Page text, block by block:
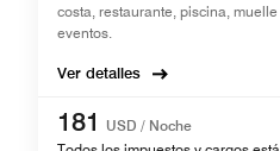
costa, restaurante, piscina,
eventos.
Ver detalles
181
USD / Noche